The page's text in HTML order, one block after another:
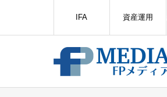
IFA 資産運用